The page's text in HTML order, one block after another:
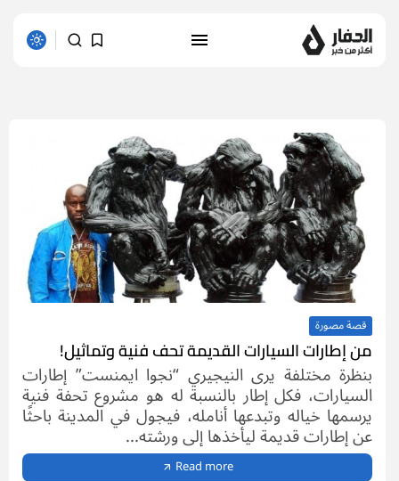
قصة مصورة
من إطارات السيارات القديمة تحف فنية وتماثيل!
بنظرة مختلفة يرى النيجيري “نجوا ايمنست” إطارات
السيارات، فكل إطار بالنسبة له هو مشروع تحفة فنية
يرسمها خياله وتبدعها أنامله، فيجول في المدينة باحثًا
عن إطارات قديمة ليأخذها إلى ورشته...
Read more